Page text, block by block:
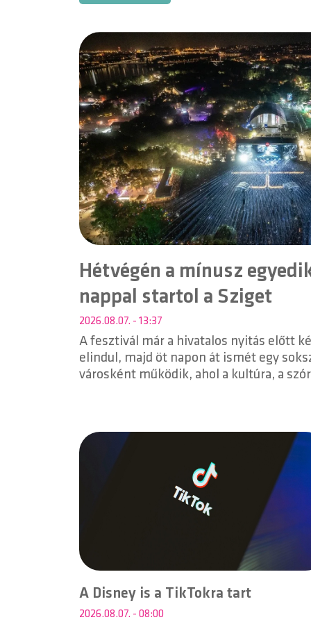
Hétvégén a mínusz
nappal startol a Sziget
2026.08.07. - 13:37
A fesztivál már a hivatalos nyitás előtt
elindul, majd öt napon át ismét egy
városként működik, ahol a kultúra, a
A Disney is a TikTokra tart
2026.08.07. - 08:00